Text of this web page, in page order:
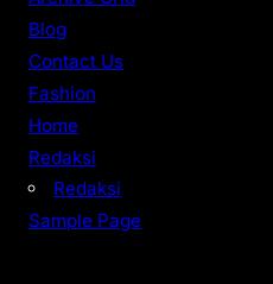
Blog
Contact Us
Fashion
Home
Redaksi
Redaksi
Sample Page